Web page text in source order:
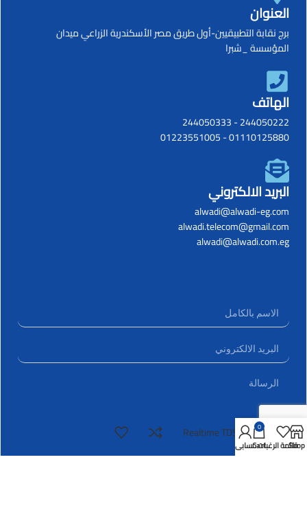
العنوان
برج نقابة التطبيقيين-أول طريق مصر الأسكندرية الزراعي ميدان
المؤسسة _شبرا
الهاتف
244050222
-
244050333
01110125880
-
01223551005
البريد الالكتروني
alwadi@alwadi-eg.com
alwadi.telecom@gmail.com
alwadi@alwadi.com.eg
Realtime TDS19EM
Shopقائمة الرغبات
0
Cartحسابي